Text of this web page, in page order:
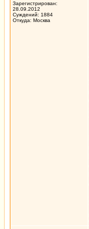
Зарегистрирован:
28.09.2012
Суждений: 1884
Откуда: Москва